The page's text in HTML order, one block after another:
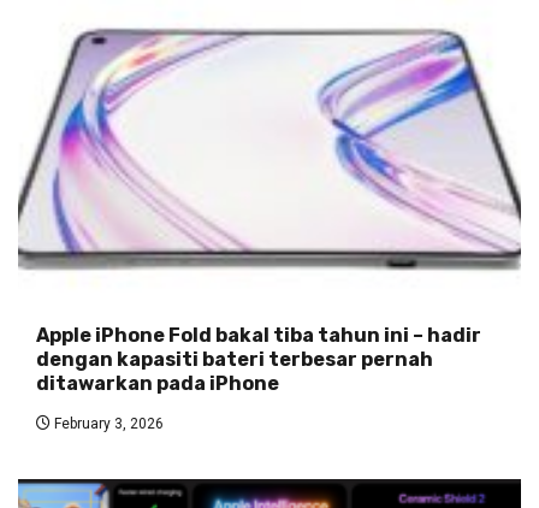
Apple iPhone Fold bakal tiba tahun ini – hadir
dengan kapasiti bateri terbesar pernah
ditawarkan pada iPhone
February 3, 2026